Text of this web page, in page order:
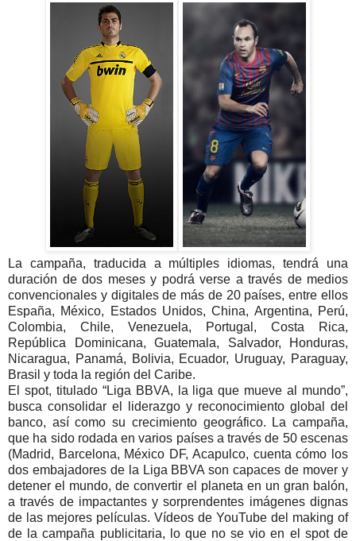
La campaña, traducida a múltiples idiomas, tendrá una
duración de dos meses y podrá verse a través de medios
convencionales y digitales de más de 20 países, entre ellos
España, México, Estados Unidos, China, Argentina, Perú,
Colombia, Chile, Venezuela, Portugal, Costa Rica,
República Dominicana, Guatemala, Salvador, Honduras,
Nicaragua, Panamá, Bolivia, Ecuador, Uruguay, Paraguay,
Brasil y toda la región del Caribe.
El spot, titulado “Liga BBVA, la liga que mueve al mundo”,
busca consolidar el liderazgo y reconocimiento global del
banco, así como su crecimiento geográfico. La campaña,
que ha sido rodada en varios países a través de 50 escenas
(Madrid, Barcelona, México DF, Acapulco, cuenta cómo los
dos embajadores de la Liga BBVA son capaces de mover y
detener el mundo, de convertir el planeta en un gran balón,
a través de impactantes y sorprendentes imágenes dignas
de las mejores películas. Vídeos de YouTube del making of
de la campaña publicitaria, lo que no se vio en el spot de